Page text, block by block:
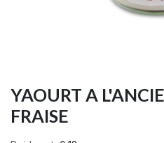
YAOURT A
FRAISE